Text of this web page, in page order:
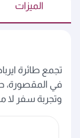
الميزات
في المقصورة،
وتجربة سفر لا